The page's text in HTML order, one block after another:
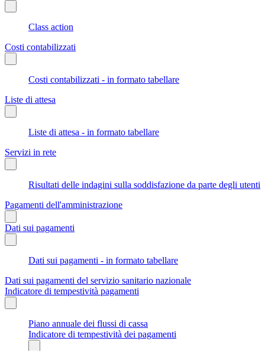
Class action
Costi contabilizzati
Costi contabilizzati - in formato tabellare
Liste di attesa
Liste di attesa - in formato tabellare
Servizi in rete
Risultati delle indagini sulla soddisfazione da parte degli utenti
Pagamenti dell'amministrazione
Dati sui pagamenti
Dati sui pagamenti - in formato tabellare
Dati sui pagamenti del servizio sanitario nazionale
Indicatore di tempestività pagamenti
Piano annuale dei flussi di cassa
Indicatore di tempestività dei pagamenti